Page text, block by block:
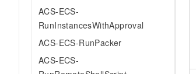
ACS-ECS-
RunInstancesWithApproval
ACS-ECS-RunPacker
ACS-ECS-